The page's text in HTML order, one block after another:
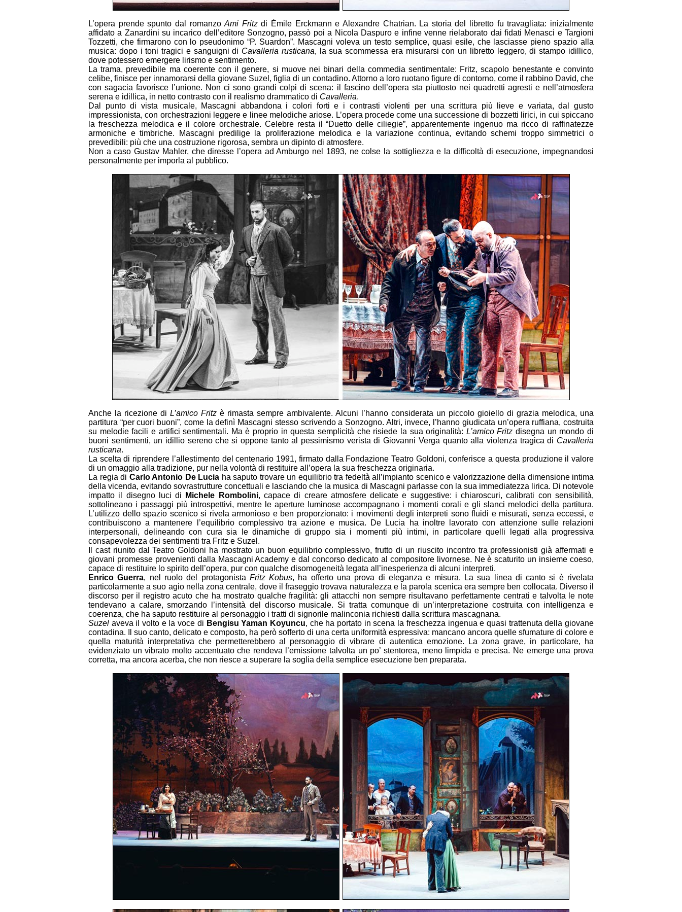
L’opera prende spunto dal romanzoAmi Fritzdi Émile Erckmann e Alexandre Chatrian. La storia del libretto fu travagliata: inizialmente
affidato a Zanardini su incarico dell’editore Sonzogno, passò poi a Nicola Daspuro e infine venne rielaborato dai fidati Menasci e Targioni
Tozzetti, che firmarono con lo pseudonimo “P. Suardon”. Mascagni voleva un testo semplice, quasi esile, che lasciasse pieno spazio alla
musica: dopo i toni tragici e sanguigni di Cavalleria rusticana, la sua scommessa era misurarsi con un libretto leggero, di stampo idillico,
dove potessero emergere lirismo e sentimento.
La trama, prevedibile ma coerente con il genere, si muove nei binari della commedia sentimentale: Fritz, scapolo benestante e convinto
celibe, finisce per innamorarsi della giovane Suzel, figlia di un contadino. Attorno a loro ruotano figure di contorno, come il rabbino David, che
con sagacia favorisce l’unione. Non ci sono grandi colpi di scena: il fascino dell’opera sta piuttosto nei quadretti agresti e nell’atmosfera
serena e idillica, in netto contrasto con il realismo drammatico di Cavalleria.
Dal punto di vista musicale, Mascagni abbandona i colori forti e i contrasti violenti per una scrittura più lieve e variata, dal gusto
impressionista, con orchestrazioni leggere e linee melodiche ariose. L’opera procede come una successione di bozzetti lirici, in cui spiccano
la freschezza melodica e il colore orchestrale. Celebre resta il “Duetto delle ciliegie”, apparentemente ingenuo ma ricco di raffinatezze
armoniche e timbriche. Mascagni predilige la proliferazione melodica e la variazione continua, evitando schemi troppo simmetrici o
prevedibili: più che una costruzione rigorosa, sembra un dipinto di atmosfere.
Non a caso Gustav Mahler, che diresse l’opera ad Amburgo nel 1893, ne colse la sottigliezza e la difficoltà di esecuzione, impegnandosi
personalmente per imporla al pubblico.
Anche la ricezione di L’amico Fritz è rimasta sempre ambivalente. Alcuni l’hanno considerata un piccolo gioiello di grazia melodica, una
partitura “per cuori buoni”, come la definì Mascagni stesso scrivendo a Sonzogno. Altri, invece, l’hanno giudicata un’opera ruffiana, costruita
su melodie facili e artifici sentimentali. Ma è proprio in questa semplicità che risiede la sua originalità: L’amico Fritz disegna un mondo di
buoni sentimenti, un idillio sereno che si oppone tanto al pessimismo verista di Giovanni Verga quanto alla violenza tragica di Cavalleria
rusticana.
La scelta di riprendere l’allestimento del centenario 1991, firmato dalla Fondazione Teatro Goldoni, conferisce a questa produzione il valore
di un omaggio alla tradizione, pur nella volontà di restituire all’opera la sua freschezza originaria.
La regia di Carlo Antonio De Lucia ha saputo trovare un equilibrio tra fedeltà all’impianto scenico e valorizzazione della dimensione intima
della vicenda, evitando sovrastrutture concettuali e lasciando che la musica di Mascagni parlasse con la sua immediatezza lirica. Di notevole
impatto il disegno luci di
Michele Rombolini, capace di creare atmosfere delicate e suggestive: i chiaroscuri, calibrati con sensibilità,
sottolineano i passaggi più introspettivi, mentre le aperture luminose accompagnano i momenti corali e gli slanci melodici della partitura.
L’utilizzo dello spazio scenico si rivela armonioso e ben proporzionato: i movimenti degli interpreti sono fluidi e misurati, senza eccessi, e
contribuiscono a mantenere l’equilibrio complessivo tra azione e musica. De Lucia ha inoltre lavorato con attenzione sulle relazioni
interpersonali, delineando con cura sia le dinamiche di gruppo sia i momenti più intimi, in particolare quelli legati alla progressiva
consapevolezza dei sentimenti tra Fritz e Suzel.
Il cast riunito dal Teatro Goldoni ha mostrato un buon equilibrio complessivo, frutto di un riuscito incontro tra professionisti già affermati e
giovani promesse provenienti dalla Mascagni Academy e dal concorso dedicato al compositore livornese. Ne è scaturito un insieme coeso,
capace di restituire lo spirito dell’opera, pur con qualche disomogeneità legata all’inesperienza di alcuni interpreti.
Enrico Guerra, nel ruolo del protagonista Fritz Kobus, ha offerto una prova di eleganza e misura. La sua linea di canto si è rivelata
particolarmente a suo agio nella zona centrale, dove il fraseggio trovava naturalezza e la parola scenica era sempre ben collocata. Diverso il
discorso per il registro acuto che ha mostrato qualche fragilità: gli attacchi non sempre risultavano perfettamente centrati e talvolta le note
tendevano a calare, smorzando l’intensità del discorso musicale. Si tratta comunque di un’interpretazione costruita con intelligenza e
coerenza, che ha saputo restituire al personaggio i tratti di signorile malinconia richiesti dalla scrittura mascagnana.
Suzel aveva il volto e la voce di Bengisu Yaman Koyuncu, che ha portato in scena la freschezza ingenua e quasi trattenuta della giovane
contadina. Il suo canto, delicato e composto, ha però sofferto di una certa uniformità espressiva: mancano ancora quelle sfumature di colore e
quella maturità interpretativa che permetterebbero al personaggio di vibrare di autentica emozione. La zona grave, in particolare, ha
evidenziato un vibrato molto accentuato che rendeva l’emissione talvolta un po’ stentorea, meno limpida e precisa. Ne emerge una prova
corretta, ma ancora acerba, che non riesce a superare la soglia della semplice esecuzione ben preparata.